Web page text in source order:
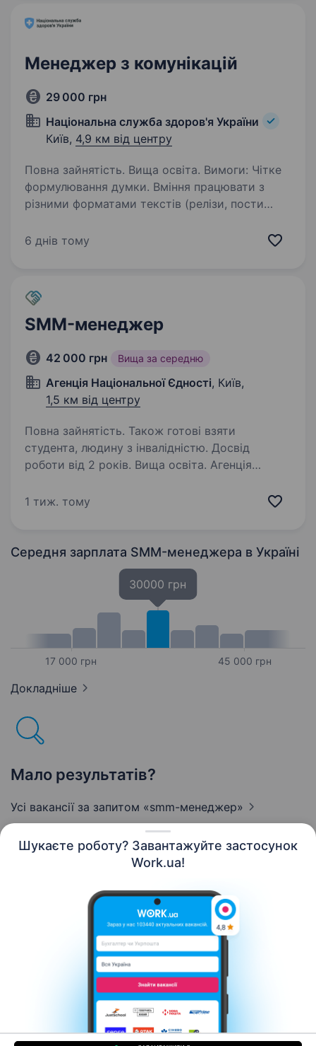
Шукаєте роботу? Завантажуйте застосунок
Work.ua!
Менеджер з комунікацій
29 000 грн
Національна служба здоров'я України
Київ, 4,9 км від центру
Повна зайнятість. Вища освіта. Вимоги: Чітке
формулювання думки. Вміння працювати з
різними форматами текстів (релізи, пости
створювати презентації. Впевнений
6 днів тому
SMM-менеджер
42 000 грн Вища за середню
Агенція Національної Єдності, Київ,
1,5 км від центру
Повна зайнятість. Також готові взяти
студента, людину з інвалідністю. Досвід
роботи від 2 років. Вища освіта. Агенція
що перебуває у сфері управління Міністерства
підтримку українців за кордоном,…
1 тиж. тому
Середня зарплата SMM-менеджера в Україні
17 000 грн
30000 грн
45 000 грн
Докладніше
Мало результатів?
Усі вакансії за запитом «smm-менеджер»
Контакти Про нас
Кар’єра
Допомога Умови використання